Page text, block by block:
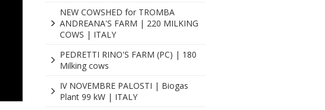
NEW COWSHED for TROMBA
ANDREANA'S FARM | 220 MILKING
COWS | ITALY
PEDRETTI RINO'S FARM (PC) | 180
Milking cows
IV NOVEMBRE PALOSTI | Biogas
Plant 99 kW | ITALY